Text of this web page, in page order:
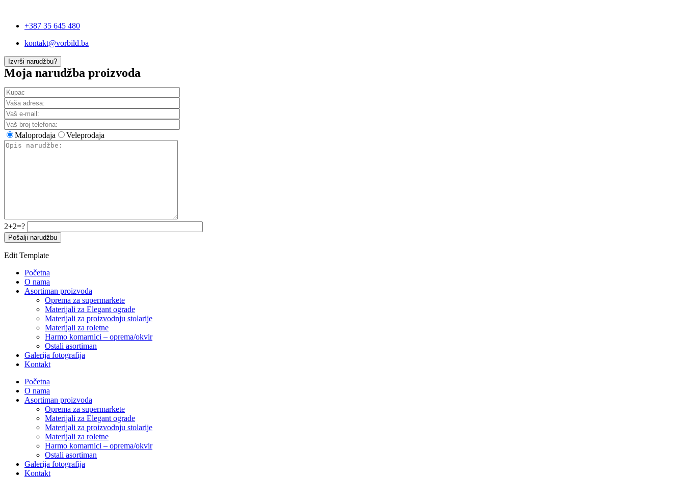
+387 35 645 480
kontakt@vorbild.ba
Izvrši narudžbu?
Moja narudžba proizvoda
Maloprodaja Veleprodaja
2+2=?
Edit Template
Početna
O nama
Asortiman proizvoda
Oprema za supermarkete
Materijali za Elegant ograde
Materijali za proizvodnju stolarije
Materijali za roletne
Harmo komarnici – oprema/okvir
Ostali asortiman
Galerija fotografija
Kontakt
Početna
O nama
Asortiman proizvoda
Oprema za supermarkete
Materijali za Elegant ograde
Materijali za proizvodnju stolarije
Materijali za roletne
Harmo komarnici – oprema/okvir
Ostali asortiman
Galerija fotografija
Kontakt